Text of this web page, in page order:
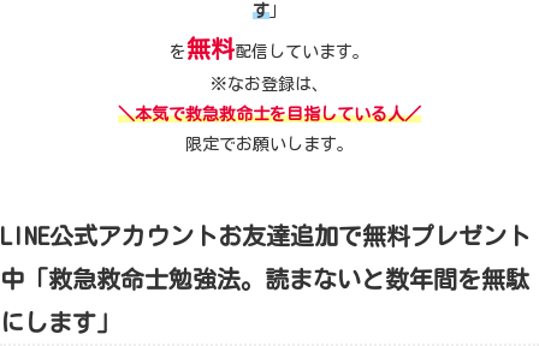
す
を無料配信しています。
※なお登録は、
＼本気で救急救命士を目指している人／
限定でお願いします。
LINE公式アカウントお友達追加で無料プレゼント
中「救急救命士勉強法。読まないと数年間を無駄
にします」